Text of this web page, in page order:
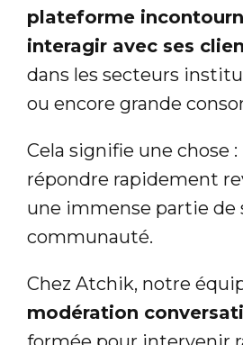
plateforme
interagir avec ses
dans les secteurs
ou encore grande
Cela signifie une chose :
répondre rapidement
une immense partie de
communauté.
Chez Atchik, notre
modération